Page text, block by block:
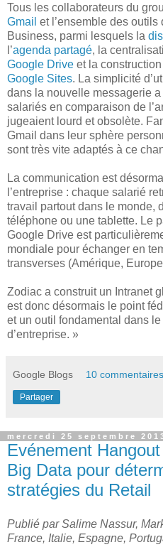
Tous les collaborateurs du
Gmail et l’ensemble des
Business, parmi lesquels la
l’agenda partagé, la
Google Drive et la
Google Sites. La simplicité
dans la nouvelle messagerie a
salariés en comparaison de
jugeaient lourd et obsolète.
Gmail dans leur sphère
sont très vite adaptés à ce
La communication est
l’entreprise : chaque salarié
travail partout dans le monde,
téléphone ou une tablette. Le
Google Drive est
mondiale pour échanger en
transverses (Amérique,
Zodiac a construit un Intranet
est donc désormais le point
et un outil fondamental dans
d’entreprise. »
Google Blogs 10
Partager
mercredi 25 septembre
Evénement
Big Data pour
stratégies du Retail
Publié par Salime Nassur,
France, Italie, Espagne,